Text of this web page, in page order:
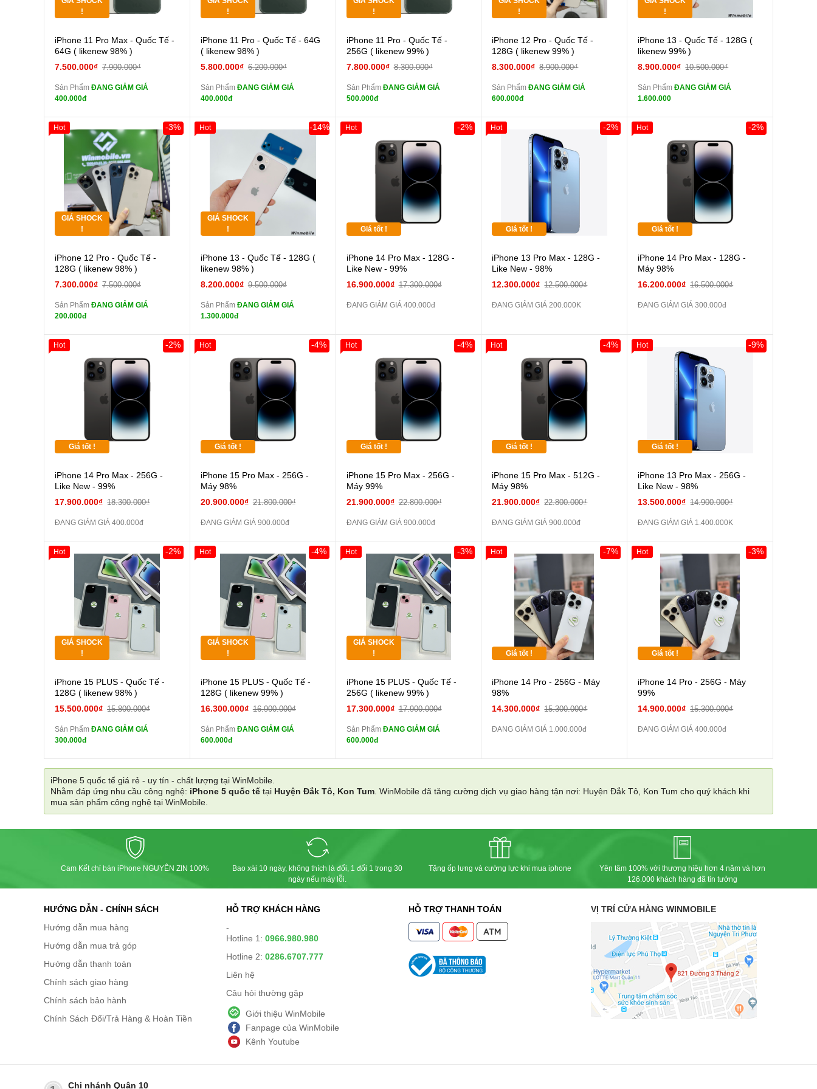
!
Cường lực 10D full
màn
tai nghe iPhone 6S
Pin dự phòng và
các Phụ Kiện Khác
iPhone 11 Pro Max - Quốc Tế -
64G ( likenew 98% )
7.500.000₫ 7.900.000₫
Sản Phẩm ĐANG GIẢM GIÁ
400.000đ
!
Cường lực 10D full
màn
tai nghe iPhone 6S
Pin dự phòng và
các Phụ Kiện Khác
iPhone 11 Pro - Quốc Tế - 64G
( likenew 98% )
5.800.000₫ 6.200.000₫
Sản Phẩm ĐANG GIẢM GIÁ
400.000đ
!
Cường lực 10D full
màn
tai nghe iPhone 6S
Pin dự phòng và
các Phụ Kiện Khác
iPhone 11 Pro - Quốc Tế -
256G ( likenew 99% )
7.800.000₫ 8.300.000₫
Sản Phẩm ĐANG GIẢM GIÁ
500.000đ
!
Cường lực 10D full
màn
tai nghe iPhone 6S
Pin dự phòng và
các Phụ Kiện Khác
iPhone 12 Pro - Quốc Tế -
128G ( likenew 99% )
8.300.000₫ 8.900.000₫
Sản PhẩmĐANG GIẢM GIÁ
600.000đ
!
Cường lực 10D full
màn
tai nghe iPhone 6S
Pin dự phòng và
các Phụ Kiện Khác
iPhone 13 - Quốc Tế - 128G (
likenew 99% )
8.900.000₫ 10.500.000₫
Sản PhẩmĐANG GIẢM GIÁ
1.600.000
GIÁ SHOCK
!
Giảm 100.000đ
Khách Hàng
Thân Thiết
Cường lực 10D full
màn
tai nghe iPhone 6S
Pin dự phòng và
các Phụ Kiện Khác
iPhone 12 Pro - Quốc Tế -
128G ( likenew 98% )
7.300.000₫ 7.500.000₫
-3%
Sản Phẩm ĐANG GIẢM GIÁ
200.000đ
Hot
GIÁ SHOCK
!
Giảm 100.000đ
Khách Hàng
Tặng
Cường lực 10D full
màn
tai nghe iPhone 6S
Pin dự phòng và
các Phụ Kiện Khác
iPhone 13 - Quốc Tế - 128G (
likenew 98% )
8.200.000₫ 9.500.000₫
-14%
Sản Phẩm ĐANG GIẢM GIÁ
1.300.000đ
Hot
Giá tốt !
iPhone 14 Pro Max - 128G -
Like New - 99%
16.900.000₫ 17.300.000₫
-2%
ĐANG GIẢM GIÁ 400.000đ
Hot
Giá tốt !
iPhone 13 Pro Max - 128G -
Like New - 98%
12.300.000₫ 12.500.000₫
-2%
ĐANG GIẢM GIÁ 200.000K
Hot
Giá tốt !
iPhone 14 Pro Max - 128G -
Máy 98%
16.200.000₫ 16.500.000₫
-2%
ĐANG GIẢM GIÁ 300.000đ
Hot
Giá tốt !
iPhone 14 Pro Max - 256G -
Like New - 99%
17.900.000₫ 18.300.000₫
-2%
ĐANG GIẢM GIÁ 400.000đ
Hot
Giá tốt !
iPhone 15 Pro Max - 256G -
Máy 98%
20.900.000₫ 21.800.000₫
-4%
ĐANG GIẢM GIÁ 900.000đ
Hot
Giá tốt !
iPhone 15 Pro Max - 256G -
Máy 99%
21.900.000₫ 22.800.000₫
-4%
ĐANG GIẢM GIÁ 900.000đ
Hot
Giá tốt !
iPhone 15 Pro Max - 512G -
Máy 98%
21.900.000₫ 22.800.000₫
-4%
ĐANG GIẢM GIÁ 900.000đ
Hot
Giá tốt !
iPhone 13 Pro Max - 256G -
Like New - 98%
13.500.000₫ 14.900.000₫
-9%
ĐANG GIẢM GIÁ 1.400.000K
Hot
GIÁ SHOCK
!
Giảm 100.000đ
Khách Hàng
Tặng
Cường lực 10D full
màn
tai nghe iPhone 6S
Pin dự phòng và
các Phụ Kiện Khác
iPhone 15 PLUS - Quốc Tế -
128G ( likenew 98% )
15.500.000₫ 15.800.000₫
-2%
Sản Phẩm ĐANG GIẢM GIÁ
300.000đ
Hot
GIÁ SHOCK
!
Giảm 100.000đ
Khách Hàng
Tặng
Cường lực 10D full
màn
tai nghe iPhone 6S
Pin dự phòng và
iPhone 15 PLUS - Quốc Tế -
128G ( likenew 99% )
16.300.000₫ 16.900.000₫
-4%
Sản Phẩm ĐANG GIẢM GIÁ
600.000đ
Hot
GIÁ SHOCK
!
Giảm 100.000đ
Khách Hàng
Tặng
Cường lực 10D full
màn
tai nghe iPhone 6S
Pin dự phòng và
iPhone 15 PLUS - Quốc Tế -
256G ( likenew 99% )
17.300.000₫ 17.900.000₫
-3%
Sản Phẩm ĐANG GIẢM GIÁ
600.000đ
Hot
Giá tốt !
iPhone 14 Pro - 256G - Máy
98%
14.300.000₫ 15.300.000₫
-7%
ĐANG GIẢM GIÁ 1.000.000đ
Hot
Giá tốt !
iPhone 14 Pro - 256G - Máy
99%
14.900.000₫ 15.300.000₫
-3%
ĐANG GIẢM GIÁ 400.000đ
Hot
iPhone 5 quốc tế giá rẻ - uy tín - chất lượng tại WinMobile.
Nhằm đáp ứng nhu cầu công nghệ: iPhone 5 quốc tế tại Huyện Đắk Tô, Kon Tum . WinMobile đã tăng cường dịch vụ giao hàng tận nơi: Huyện Đắk Tô, Kon Tum cho quý khách khi
mua sản phẩm công nghệ tại WinMobile.
Cam Kết chỉ bán iPhone NGUYÊN ZIN 100%
Bao xài 10 ngày, không thích là đổi, 1 đổi 1 trong 30
ngày nếu máy lỗi.
Tặng ốp lưng và cường lực khi mua iphone
Yên tâm 100% với thương hiệu hơn 4 năm và hơn
126.000 khách hàng đã tin tưởng
HƯỚNG DẪN - CHÍNH SÁCH
Hướng dẫn mua hàng
Hướng dẫn mua trả góp
Hướng dẫn thanh toán
Chính sách giao hàng
Chính sách bảo hành
Chính Sách Đổi/Trả Hàng & Hoàn Tiền
HỖ TRỢ KHÁCH HÀNG
-
Hotline 1: 0966.980.980
Hotline 2: 0286.6707.777
Liên hệ
Câu hỏi thường gặp
Giới thiệu WinMobile
Fanpage của WinMobile
Kênh Youtube
HỖ TRỢ THANH TOÁN VỊ TRÍ CỬA HÀNG WINMOBILE
Chi nhánh Quận 10